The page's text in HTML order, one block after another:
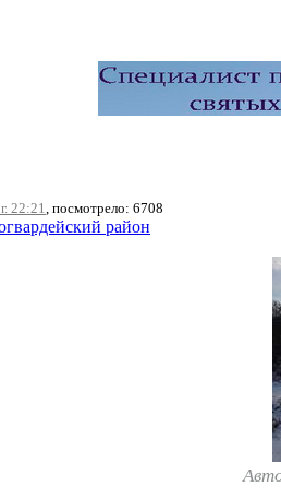
22:21, посмотрело: 6708
район